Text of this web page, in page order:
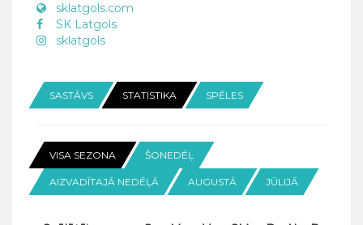
sklatgols.com
SK Latgols
sklatgols
SASTĀVS STATISTIKA SPĒLES
VISA SEZONA ŠONEDĒĻ
AIZVADĪTAJĀ NEDĒĻĀ AUGUSTĀ JŪLIJĀ